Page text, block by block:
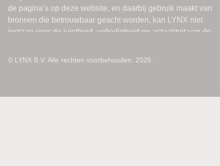
© LYNX B.V. Alle rechten voorbehouden. 2026.